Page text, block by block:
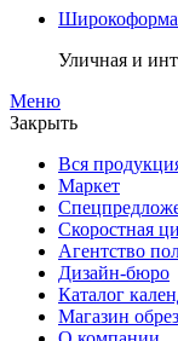
Уличная и
Меню
Закрыть
Вся
Маркет
Скоростная
Агентство
Дизайн-бюро
Каталог
Магазин